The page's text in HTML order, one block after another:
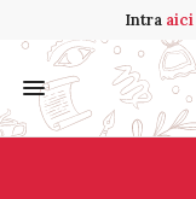
Intra aici